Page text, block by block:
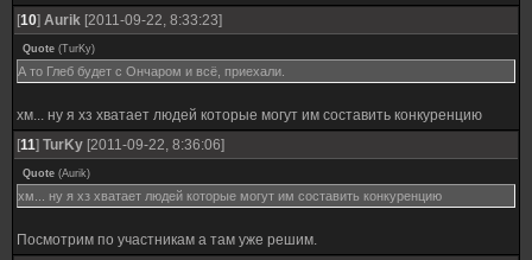
[10] Aurik [2011-09-22, 8:33:23]
Quote (TurKy)
А то Глеб будет с Ончаром и всё, приехали.
хм... ну я хз хватает людей которые могут им составить конкуренцию
[11] TurKy [2011-09-22, 8:36:06]
Quote (Aurik)
хм... ну я хз хватает людей которые могут им составить конкуренцию
Посмотрим по участникам а там уже решим.